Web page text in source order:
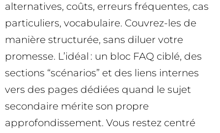
alternatives, coûts, erreurs fréquentes, cas
particuliers, vocabulaire. Couvrez-les de
manière structurée, sans diluer votre
promesse. L’idéal : un bloc FAQ ciblé, des
sections “scénarios” et des liens internes
vers des pages dédiées quand le sujet
secondaire mérite son propre
approfondissement. Vous restez centré